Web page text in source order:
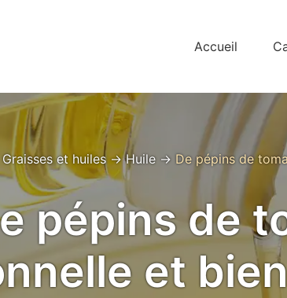
Accueil
Graisses et huiles→Huile → De pépins de
pépins de
et